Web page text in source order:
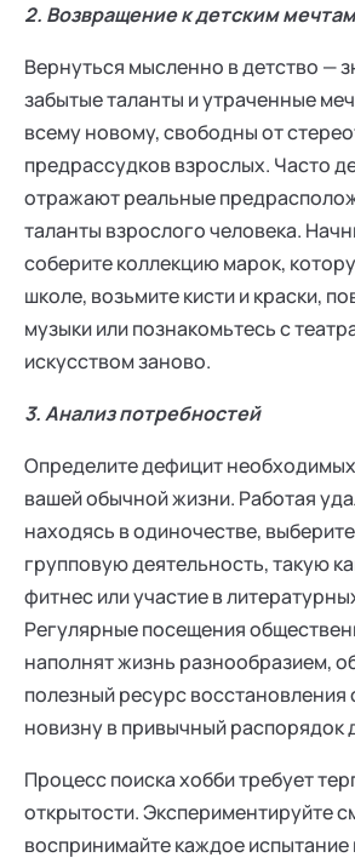
2. Возвращение к детским мечтам
Вернуться мысленно в детство —
забытые таланты и утраченные
всему новому, свободны от
предрассудков взрослых. Часто
отражают реальные
таланты взрослого человека.
соберите коллекцию марок,
школе, возьмите кисти и краски,
музыки или познакомьтесь с
искусством заново.
3. Анализ потребностей
Определите дефицит
вашей обычной жизни. Работая
находясь в одиночестве,
групповую деятельность, такую
фитнес или участие в
Регулярные посещения
наполнят жизнь разнообразием,
полезный ресурс восстановления
новизну в привычный распорядок
Процесс поиска хобби требует
открытости. Экспериментируйте
воспринимайте каждое испытание